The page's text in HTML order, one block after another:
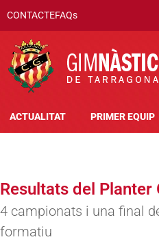
CONTACTEFAQs
ACTUALITAT PRIMER EQUIP
Resultats del Planter
4 campionats i una final
formatiu